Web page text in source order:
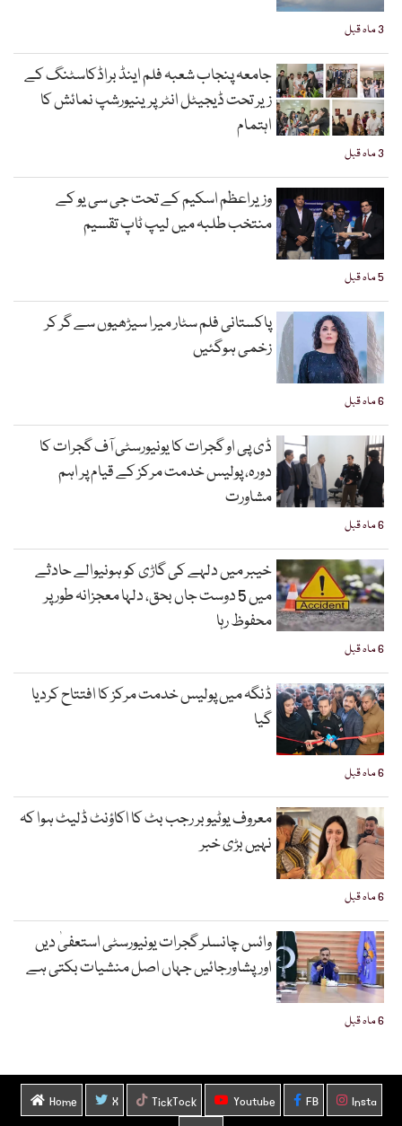
3 ماہ قبل
3 ماہ قبل
جامعہ پنجاب شعبہ فلم اینڈ براڈکاسٹنگ کے
زیر تحت ڈیجیٹل انٹرپرینیورشپ نمائش کا
اہتمام
5 ماہ قبل
وزیراعظم اسکیم کے تحت جی سی یو کے
منتخب طلبہ میں لیپ ٹاپ تقسیم
6 ماہ قبل
پاکستانی فلم سٹار میرا سیڑھیوں سے گر کر
زخمی ہوگئیں
6 ماہ قبل
ڈی پی او گجرات کا یونیورسٹی آف گجرات کا
دورہ، پولیس خدمت مرکز کے قیام پر اہم
مشاورت
6 ماہ قبل
خیبر میں دلہے کی گاڑی کو ہونیوالے حادثے
میں 5 دوست جاں بحق، دلہا معجزانہ طور پر
محفوظ رہا
6 ماہ قبل
ڈنگہ میں پولیس خدمت مرکز کا افتتاح کردیا
گیا
6 ماہ قبل
معروف یوٹیوبر رجب بٹ کا اکاؤنٹ ڈلیٹ ہوا کہ
نہیں بڑی خبر
6 ماہ قبل
وائس چانسلر گجرات یونیورسٹی استعفیٰ دیں
اورپشاورجائیں جہاں اصل منشیات بکتی ہے
Home X TickTock Youtube FB
Insta